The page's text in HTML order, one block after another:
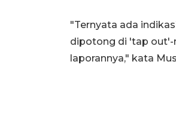
"Ternyata ada
dipotong di 'tap out'-
laporannya," kata